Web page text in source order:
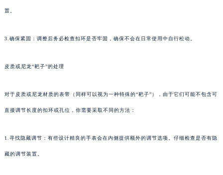
置。
3.确保紧固：调整后务必检查扣环是否牢固，确保不会在日常使用中自行松动。
皮质或尼龙“耙子”的处理
对于皮质或尼龙材质的表带（同样可以视为一种特殊的“耙子”），由于它们可能不包含可
直接调节长度的扣环或孔位，你需要采取不同的方法：
1.寻找隐藏调节：有些设计精良的手表会在内侧提供额外的调节选项。仔细检查是否有隐
藏的调节装置。